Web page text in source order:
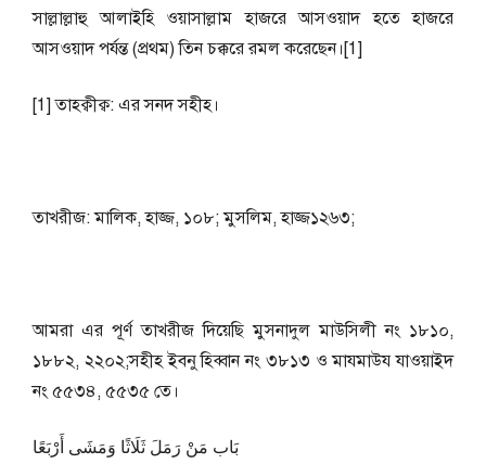
সাল্লাল্লাহু আলাইহি ওয়াসাল্লাম হাজরে আসওয়াদ হতে হাজরে
আসওয়াদ পর্যন্ত (প্রথম) তিন চক্করে রমল করেছেন।[1]
[1] তাহক্বীক্ব: এর সনদ সহীহ।
তাখরীজ: মালিক, হাজ্জ, ১০৮; মুসলিম, হাজ্জ১২৬৩;
আমরা এর পূর্ণ তাখরীজ দিয়েছি মুসনাদুল মাউসিলী নং ১৮১০,
১৮৮২, ২২০২;সহীহ ইবনু হিব্বান নং ৩৮১৩ ও মাযমাউয যাওয়াইদ
নং ৫৫৩৪, ৫৫৩৫ তে।
بَاب مَنْ رَمَلَ ثَلَاثًا وَمَشَى أَرْبَعًا